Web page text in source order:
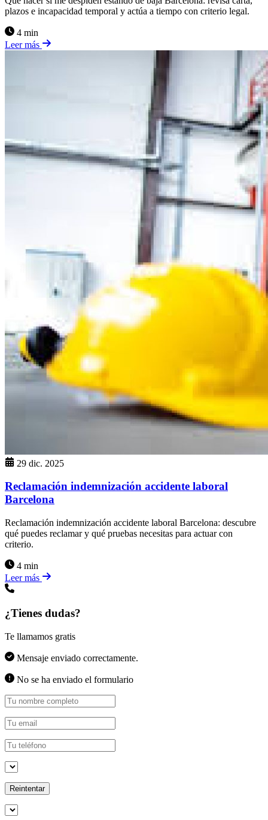
plazos e incapacidad temporal y actúa a tiempo con criterio legal.
4 min
Leer más
29 dic. 2025
Reclamación indemnización accidente laboral
Barcelona
Reclamación indemnización accidente laboral Barcelona: descubre
qué puedes reclamar y qué pruebas necesitas para actuar con
criterio.
4 min
Leer más
¿Tienes dudas?
Te llamamos gratis
Mensaje enviado correctamente.
No se ha enviado el formulario
Reintentar